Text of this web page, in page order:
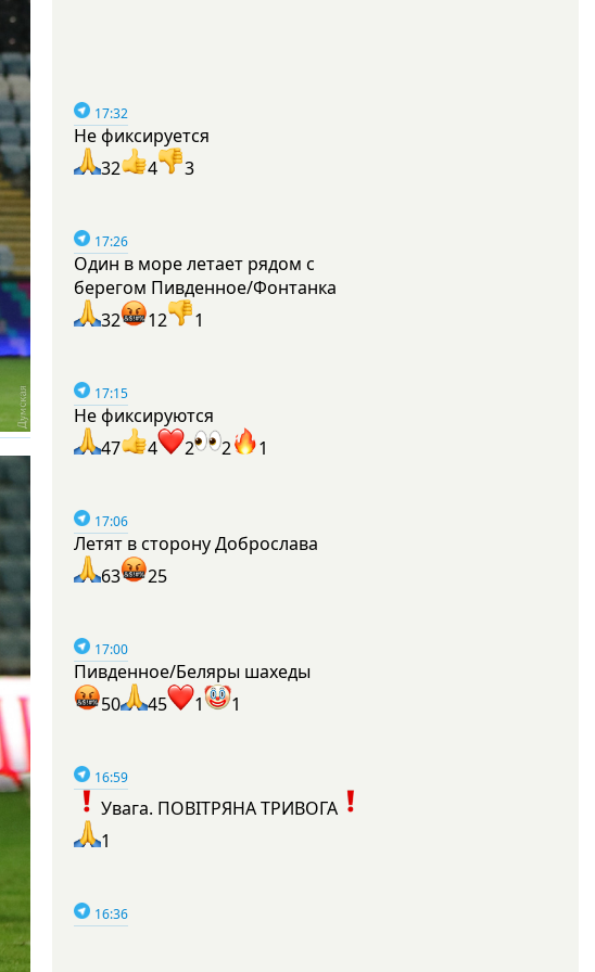
17:32
Не фиксируется
32
4 3
17:26
Один в море летает рядом с
берегом Пивденное/Фонтанка
32
12 1
17:15
Не фиксируются
47
4 2 2 1
17:06
Летят в сторону Доброслава
63
25
17:00
Пивденное/Беляры шахеды
50
45 1 1
16:59
Увага. ПОВІТРЯНА ТРИВОГА
1
16:36